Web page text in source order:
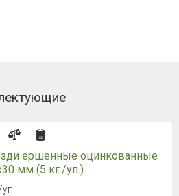
ершенные оцинкованные
мм (5 кг./уп.)